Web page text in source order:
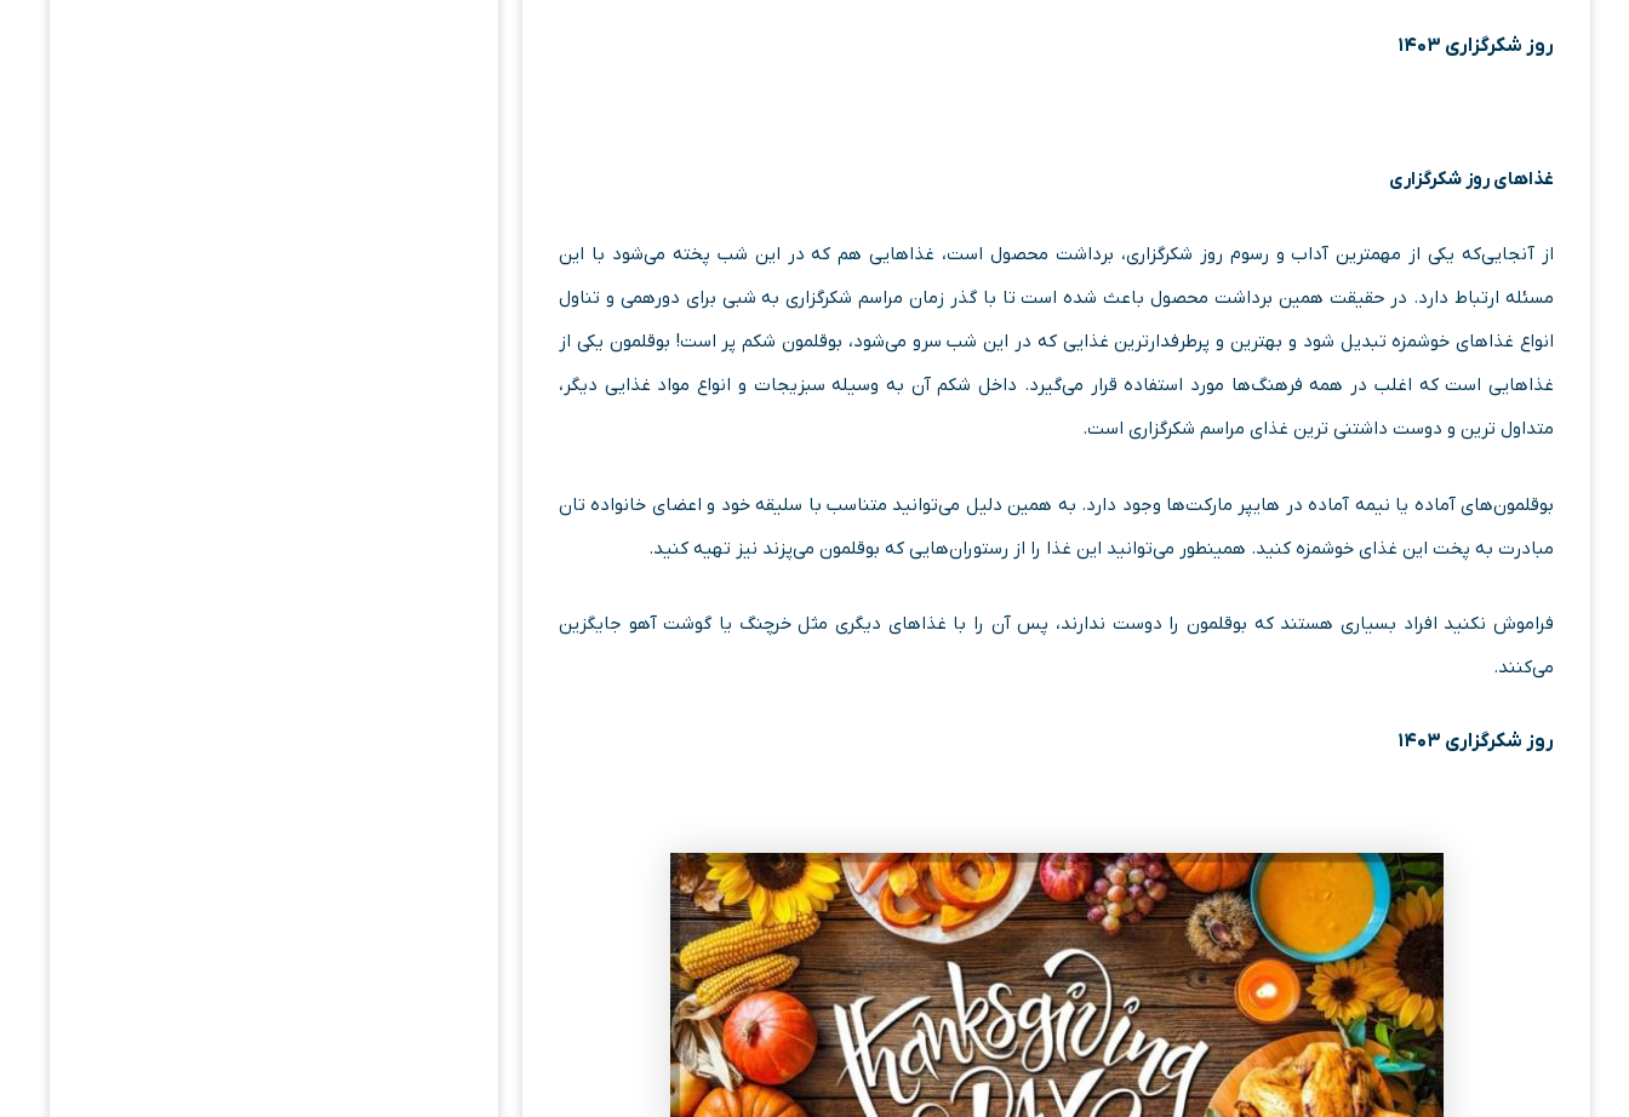
روز شکرگزاری ۱۴۰۳
غذاهای روز شکرگزاری
از آنجایی‌که یکی از مهمترین آداب و رسوم روز شکرگزاری، برداشت محصول است، غذاهایی هم که در این شب پخته می‌شود با این
مسئله ارتباط دارد. در حقیقت همین برداشت محصول باعث شده است تا با گذر زمان مراسم شکرگزاری به شبی برای دورهمی و تناول
انواع غذاهای خوشمزه تبدیل شود و بهترین و پرطرفدارترین غذایی که در این شب سرو می‌شود، بوقلمون شکم پر است! بوقلمون یکی از
غذاهایی است که اغلب در همه فرهنگ‌ها مورد استفاده قرار می‌گیرد. داخل شکم آن به وسیله سبزیجات و انواع مواد غذایی دیگر،
متداول ترین و دوست داشتنی ترین غذای مراسم شکرگزاری است.
بوقلمون‌های آماده یا نیمه آماده در هایپر مارکت‌ها وجود دارد. به همین دلیل می‌توانید متناسب با سلیقه خود و اعضای خانواده تان
مبادرت به پخت این غذای خوشمزه کنید. همینطور می‌توانید این غذا را از رستوران‌هایی که بوقلمون می‌پزند نیز تهیه کنید.
فراموش نکنید افراد بسیاری هستند که بوقلمون را دوست ندارند، پس آن را با غذاهای دیگری مثل خرچنگ یا گوشت آهو جایگزین
می‌کنند.
روز شکرگزاری ۱۴۰۳